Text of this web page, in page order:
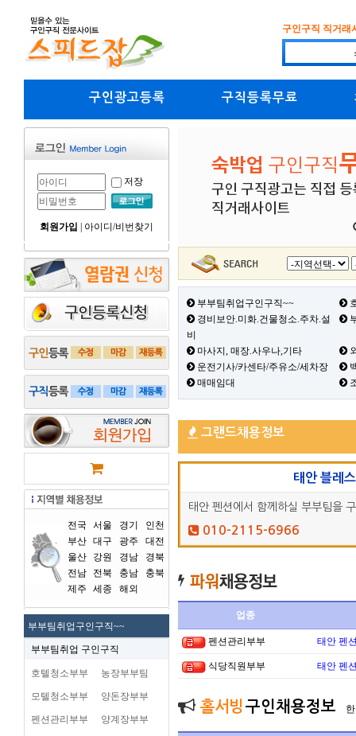
구인구직 직거래
구인광고등록 구직등록무료
저장
회원가입 아이디/비번찾기
전국 서울 경기
인천
부산 대구 광주
대전
울산
강원 경남
경북
전남
전북 충남
충북
제주
세종 해외
부부팀취업구인구직~~
부부팀취업 구인구직
호텔청소부부 농장부부팀
모텔청소부부 양돈장부부
펜션관리부부 양계장부부
부부팀취업구인구직~~
경비보안.미화.건물청소.주차.설
비
마사지, 매장.사우나,기타
운전기사/카센타/주유소/세차장
매매임대
그랜드채용정보
태안 블레
태안 펜션에서 함께하실 부부팀을
010-2115-6966
업종
펜션관리부부 태안 펜
식당직원부부 태안 펜
홀서빙 구인채용정보